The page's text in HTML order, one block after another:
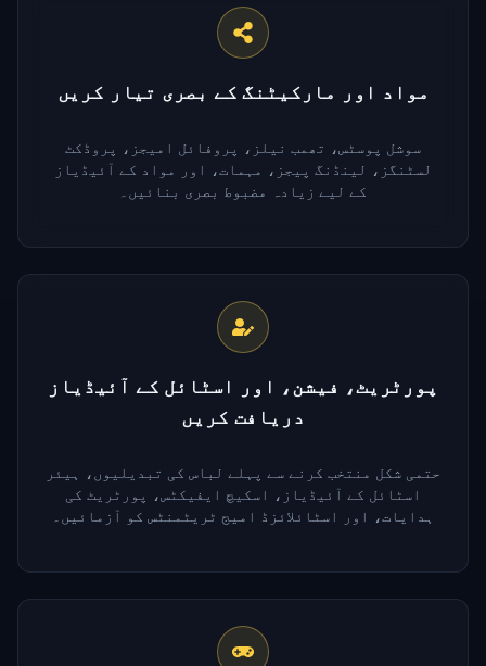
مواد اور مارکیٹنگ کے بصری تیار کریں
سوشل پوسٹس، تھمب نیلز، پروفائل امیجز، پروڈکٹ
لسٹنگز، لینڈنگ پیجز، مہمات، اور مواد کے آئیڈیاز
کے لیے زیادہ مضبوط بصری بنائیں۔
پورٹریٹ، فیشن، اور اسٹائل کے آئیڈیاز
دریافت کریں
حتمی شکل منتخب کرنے سے پہلے لباس کی تبدیلیوں، ہیئر
اسٹائل کے آئیڈیاز، اسکیچ ایفیکٹس، پورٹریٹ کی
ہدایات، اور اسٹائلائزڈ امیج ٹریٹمنٹس کو آزمائیں۔